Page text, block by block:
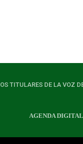
TITULARES DE LA VOZ